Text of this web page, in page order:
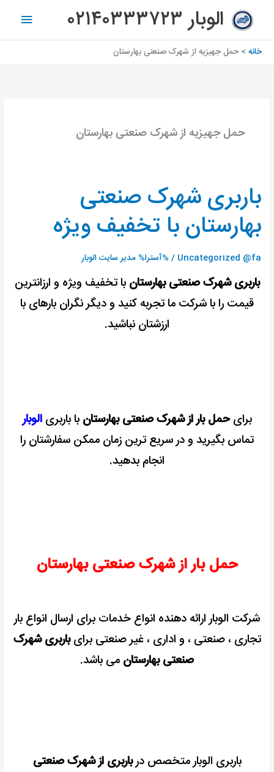
محتوا
الوبار ۰۲۱۴۰۳۳۳۷۲۳
اصلی
خانه حمل جهیزیه از شهرک صنعتی بهارستان
حمل جهیزیه از شهرک صنعتی بهارستان
باربری شهرک صنعتی
بهارستان با تخفیف ویژه
Uncategorized @fa / %آسترا% مدیر سایت الوبار
باربری شهرک صنعتی بهارستان با تخفیف ویژه و ارزانترین
قیمت را با شرکت ما تجربه کنید و دیگر نگران بارهای با
ارزشتان نباشید.
برایحمل بار از شهرک صنعتی بهارستان با باربری الوبار
تماس بگیرید و در سریع ترین زمان ممکن سفارشتان را
انجام بدهید.
حمل بار از شهرک صنعتی بهارستان
شرکت الوبار ارائه دهنده انواع خدمات برای ارسال انواع بار
تجاری ، صنعتی ، و اداری ، غیر صنعتی برایباربری شهرک
صنعتی بهارستان می باشد.
باربری الوبار متخصص درباربری از شهرک صنعتی
باربری
شهرک
صنعتی
بهارستان
تخفیف
ویژه